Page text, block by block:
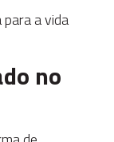
a vida
no